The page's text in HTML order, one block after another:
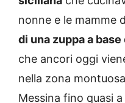
nonne e le mamme
di una zuppa a
che ancori oggi
nella zona
Messina fino quasi a